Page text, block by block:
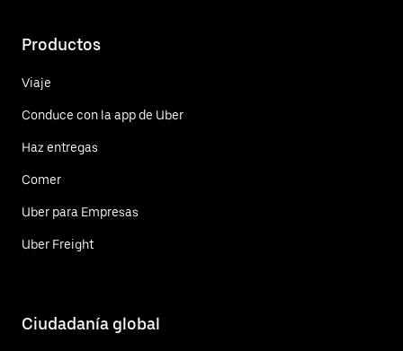
Productos
Viaje
Conduce con la app de Uber
Haz entregas
Comer
Uber para Empresas
Uber Freight
Ciudadanía global